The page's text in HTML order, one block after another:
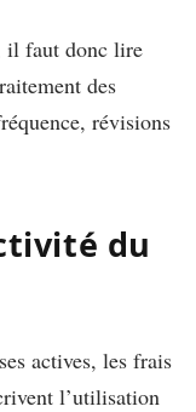
il faut donc lire
des
révisions
du
actives, les frais
l’utilisation